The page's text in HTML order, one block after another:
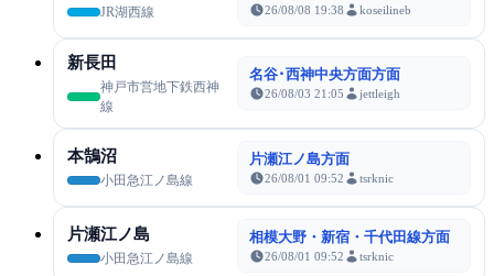
JR湖西線 26/08/08 19:38 koseilineb
新長田
神戸市営地下鉄西神
線
名谷･西神中央方面方面
26/08/03 21:05 jettleigh
本鵠沼
小田急江ノ島線
片瀬江ノ島方面
26/08/01 09:52 tsrknic
片瀬江ノ島
小田急江ノ島線
相模大野・新宿・千代田線方面
26/08/01 09:52 tsrknic